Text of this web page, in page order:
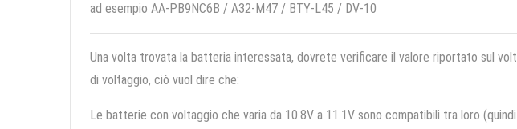
ad esempio AA-PB9NC6B / A32-M47 / BTY-L45 / DV-10
Una volta trovata la batteria interessata, dovrete verificare il valore riportato sul
di voltaggio, ciò vuol dire che:
Le batterie con voltaggio che varia da 10.8V a 11.1V sono compatibili tra loro